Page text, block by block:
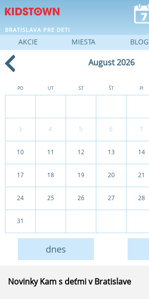
Jump to navigation
BRATISLAVA PRE DETI
August 2026
PO UT ST ŠT PI
3 4 5 6 7
10 11 12 13 14
17 18 19 20 21
24 25 26 27 28
31
dnes
Novinky Kam s deťmi v Bratislave
AKCIE MIESTA BLOG